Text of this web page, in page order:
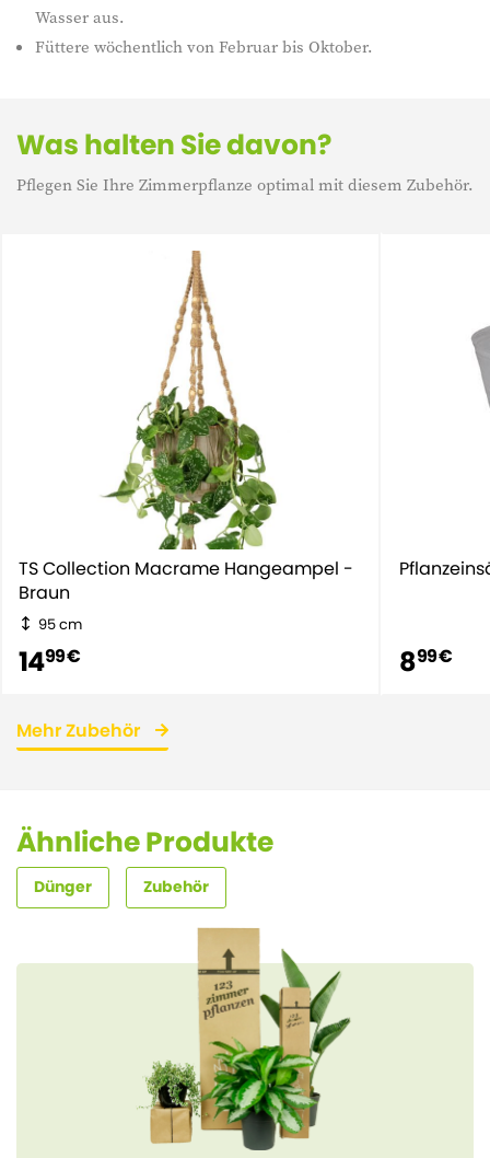
Was halten Sie davon?
Pflegen Sie Ihre Zimmerpflanze optimal mit diesem Zubehör.
TS Collection Macrame Hangeampel -
Braun
95 cm
1499 € 899 €
Mehr Zubehör
Ähnliche Produkte
Dünger Zubehör
Wasser aus.
Füttere wöchentlich von Februar bis Oktober.